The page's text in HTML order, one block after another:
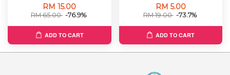
RM 15.00
RM 65.00 -76.9%
ADD TO CART
RM 5.00
RM 19.00 -73.7%
ADD TO CART